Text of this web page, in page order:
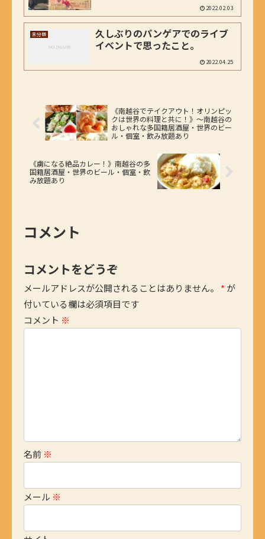
2022.02.03
未分類
久しぶりのパンゲアでのライブ
イベントで思ったこと。
2022.04.25
《南越谷でテイクアウト！オリンピッ
クは世界の料理と共に！》～南越谷の
おしゃれな多国籍居酒屋・世界のビー
ル・個室・飲み放題あり
《虜になる絶品カレー！》南越谷の多
国籍居酒屋・世界のビール・個室・飲
み放題あり
コメント
コメントをどうぞ
メールアドレスが公開されることはありません。 * が
付いている欄は必須項目です
コメント ※
名前 ※
メール ※